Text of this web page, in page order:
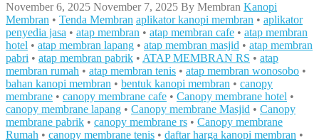
November 6, 2025 November 7, 2025 By Membran Kanopi
Membran • Tenda Membran aplikator kanopi membran • aplikator
penyedia jasa • atap membran • atap membran cafe • atap membran
hotel • atap membran lapang • atap membran masjid • atap membran
pabri • atap membran pabrik • ATAP MEMBRAN RS • atap
membran rumah • atap membran tenis • atap membran wonosobo •
bahan kanopi membran • bentuk kanopi membran • canopy
membrane • canopy membrane cafe • Canopy membrane hotel •
canopy membrane lapang • Canopy membrane Masjid • Canopy
membrane pabrik • canopy membrane rs • Canopy membrane
Rumah • canopy membrane tenis • daftar harga kanopi membran •